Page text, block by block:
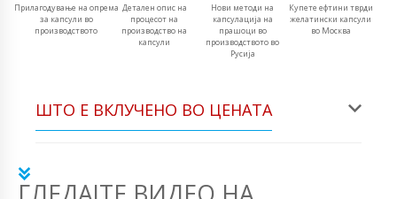
Прилагодување на опрема
за капсули во
производството
Детален опис на
процесот на
производство на
капсули
Нови методи на
капсулација на
прашоци во
производството во
Русија
Купете ефтини тврди
желатински капсули
во Москва
ШТО Е ВКЛУЧЕНО ВО ЦЕНАТА